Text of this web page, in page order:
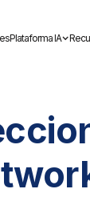
Plataforma IA